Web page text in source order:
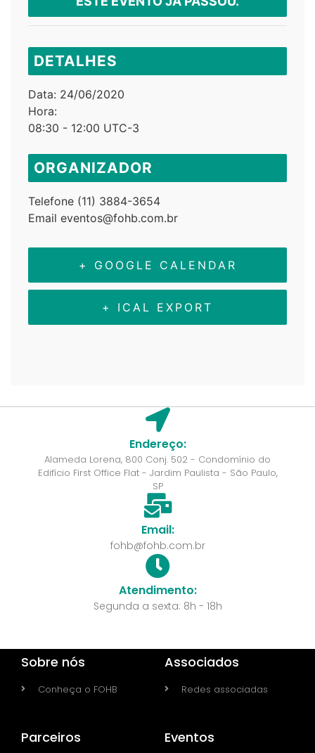
DETALHES
Data: 24/06/2020
Hora:
08:30 - 12:00 UTC-3
ORGANIZADOR
Telefone (11) 3884-3654
Email eventos@fohb.com.br
+ GOOGLE CALENDAR
+ ICAL EXPORT
Endereço:
Alameda Lorena, 800 Conj. 502 - Condomínio do
Edifício First Office Flat - Jardim Paulista - São Paulo,
SP
Email:
fohb@fohb.com.br
Atendimento:
Segunda a sexta: 8h - 18h
Sobre nós
Conheça o FOHB
Associados
Redes associadas
Parceiros Eventos